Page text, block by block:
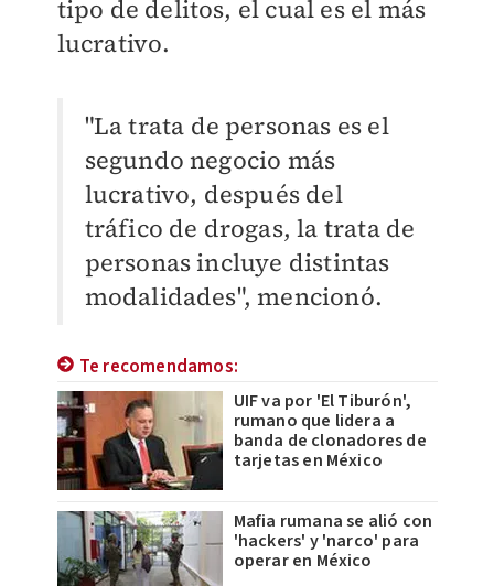
tipo de delitos, el cual es el más
lucrativo.
"La trata de personas es el
segundo negocio más
lucrativo, después del
tráfico de drogas, la trata de
personas incluye distintas
modalidades", mencionó.
Te recomendamos:
UIF va por 'El Tiburón',
rumano que lidera a
banda de clonadores de
tarjetas en México
Mafia rumana se alió con
'hackers' y 'narco' para
operar en México